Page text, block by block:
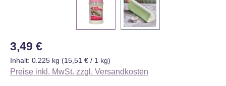
Regulärer Preis:
3,49 €
Inhalt: 0.225 kg (15,51 € / 1 kg)
Preise inkl. MwSt. zzgl. Versandkosten